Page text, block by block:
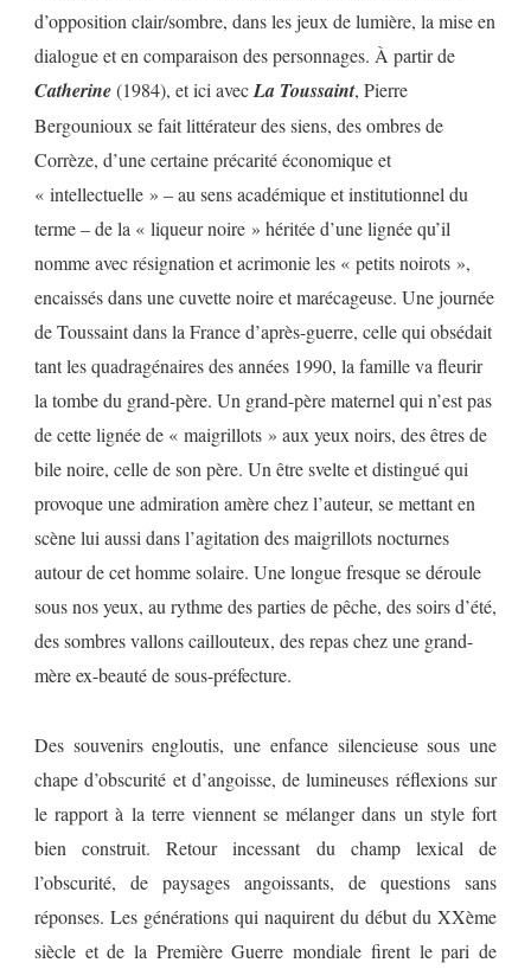
d’opposition clair/sombre, dans les jeux de lumière, la mise en
dialogue et en comparaison des personnages. À partir de
Catherine(1984), et ici avecLa Toussaint, Pierre
Bergounioux se fait littérateur des siens, des ombres de
Corrèze, d’une certaine précarité économique et
« intellectuelle » – au sens académique et institutionnel du
terme – de la « liqueur noire » héritée d’une lignée qu’il
nomme avec résignation et acrimonie les « petits noirots »,
encaissés dans une cuvette noire et marécageuse. Une journée
de Toussaint dans la France d’après-guerre, celle qui obsédait
tant les quadragénaires des années 1990, la famille va fleurir
la tombe du grand-père. Un grand-père maternel qui n’est pas
de cette lignée de « maigrillots » aux yeux noirs, des êtres de
bile noire, celle de son père. Un être svelte et distingué qui
provoque une admiration amère chez l’auteur, se mettant en
scène lui aussi dans l’agitation des maigrillots nocturnes
autour de cet homme solaire. Une longue fresque se déroule
sous nos yeux, au rythme des parties de pêche, des soirs d’été,
des sombres vallons caillouteux, des repas chez une grand-
mère ex-beauté de sous-préfecture.
Des souvenirs engloutis, une enfance silencieuse sous une
chape d’obscurité et d’angoisse, de lumineuses réflexions sur
le rapport à la terre viennent se mélanger dans un style fort
bien construit. Retour incessant du champ lexical de
l’obscurité, de paysages angoissants, de questions sans
réponses. Les générations qui naquirent du début du XXème
siècle et de la Première Guerre mondiale firent le pari de